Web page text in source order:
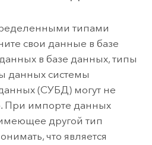
типами
свои данные в базе
в базе данных, типы
данных системы
(СУБД) могут не
При импорте данных
другой тип
что является